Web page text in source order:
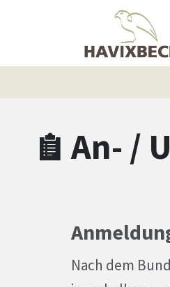
Zum Header
Zum Hauptinhalt
Zum Footer
Zum Hauptinhalt springen
An- /
Nach dem